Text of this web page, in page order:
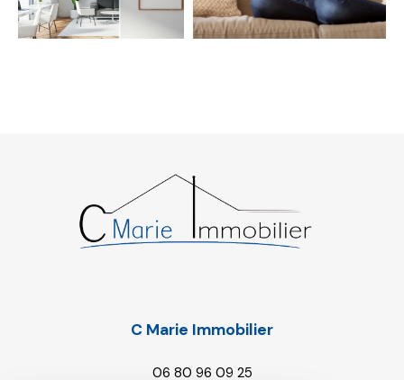
C Marie Immobilier
06 80 96 09 25